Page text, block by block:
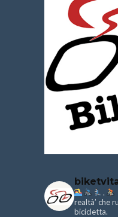
.
realtà’ che
bicicletta.